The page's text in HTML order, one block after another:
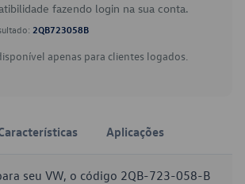
fazendo login na sua conta.
2QB723058B
apenas para clientes logados.
Aplicações
seu VW, o código 2QB-723-058-B